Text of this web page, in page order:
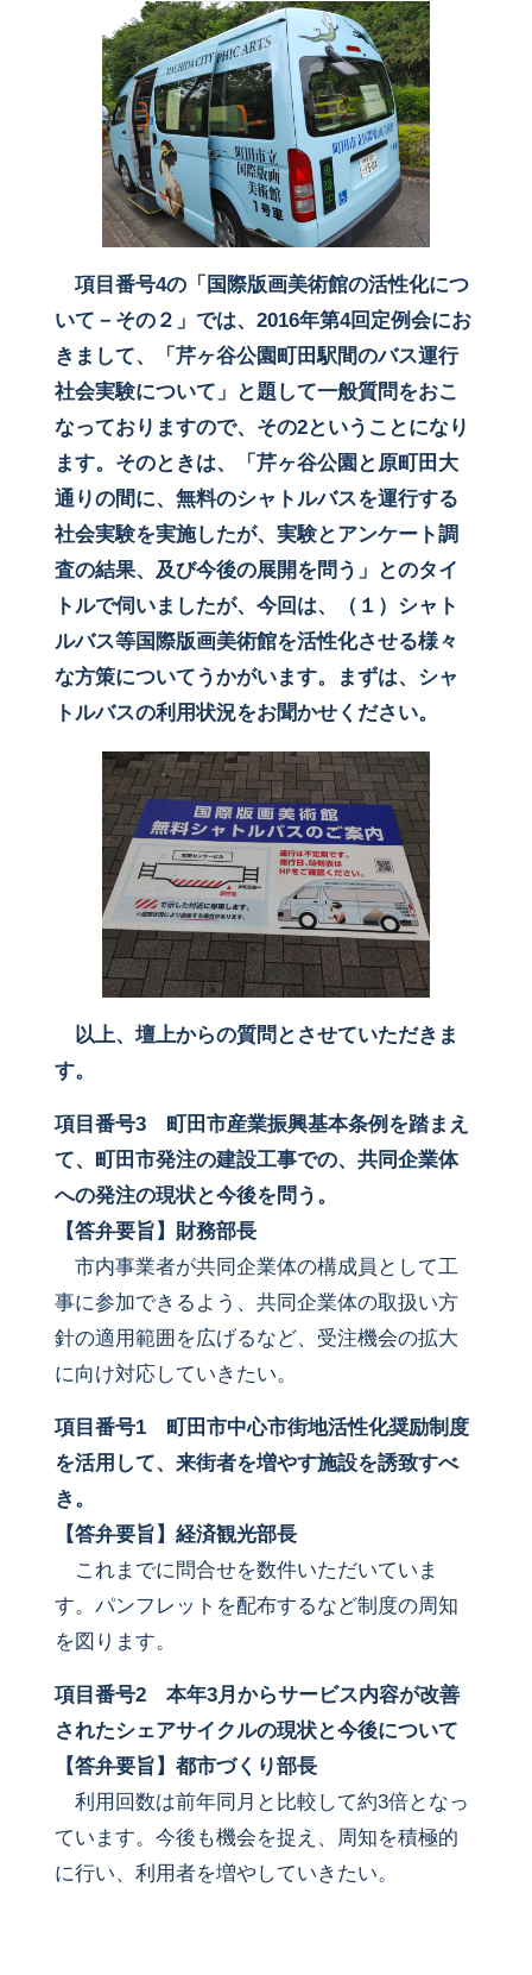
項目番号4の「国際版画美術館の活性化につ
いて－その２」では、2016年第4回定例会にお
きまして、「芹ヶ谷公園町田駅間のバス運行
社会実験について」と題して一般質問をおこ
なっておりますので、その2ということになり
ます。そのときは、「芹ヶ谷公園と原町田大
通りの間に、無料のシャトルバスを運行する
社会実験を実施したが、実験とアンケート調
査の結果、及び今後の展開を問う」とのタイ
トルで伺いましたが、今回は、（１）シャト
ルバス等国際版画美術館を活性化させる様々
な方策についてうかがいます。まずは、シャ
トルバスの利用状況をお聞かせください。
以上、壇上からの質問とさせていただきま
す。
項目番号3 町田市産業振興基本条例を踏まえ
て、町田市発注の建設工事での、共同企業体
への発注の現状と今後を問う。
【答弁要旨】財務部長
市内事業者が共同企業体の構成員として工
事に参加できるよう、共同企業体の取扱い方
針の適用範囲を広げるなど、受注機会の拡大
に向け対応していきたい。
項目番号1
町田市中心市街地活性化奨励制度
を活用して、来街者を増やす施設を誘致すべ
き。
【答弁要旨】経済観光部長
これまでに問合せを数件いただいていま
す。パンフレットを配布するなど制度の周知
を図ります。
項目番号2
本年3月からサービス内容が改善
されたシェアサイクルの現状と今後について
【答弁要旨】都市づくり部長
利用回数は前年同月と比較して約3倍となっ
ています。今後も機会を捉え、周知を積極的
に行い、利用者を増やしていきたい。